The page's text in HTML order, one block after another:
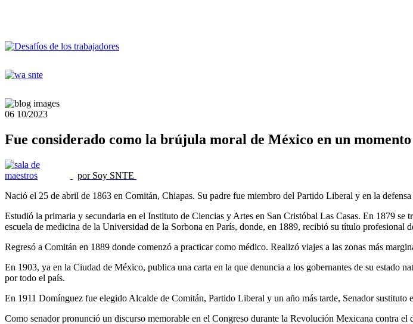
06 10/2023
Fue considerado como la brújula moral de México en un
por Soy SNTE
Nació el 25 de abril de 1863 en Comitán, Chiapas. Su padre fue miembro del Partido Liberal y en la
Estudió la primaria y secundaria en el Instituto de Ciencias y Artes en San Cristóbal Las Casas. En 1879
escuela de medicina de la Universidad de la Sorbona en París, donde, en 1889, recibió su título profesional
Regresó a Comitán en 1889 donde comenzó a practicar como médico. Realizó viajes a las zonas más
En 1903, ya en la Ciudad de México, publica una carta en la que denuncia a los gobernantes de su estado
por todo el país.
En 1911 Domínguez fue elegido Alcalde de Comitán, Partido Liberal y un año más tarde, Senador sustituto
Como senador pronunció un discurso memorable en el Congreso durante la Revolución Mexicana contra